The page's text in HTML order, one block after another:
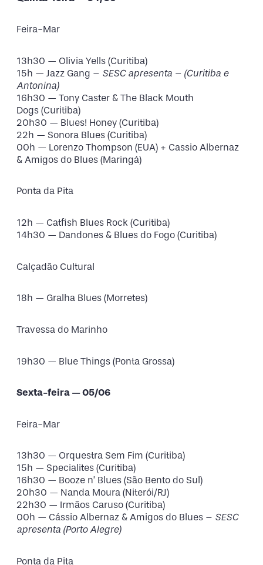
Feira-Mar
13h30 — Olivia Yells (Curitiba)
15h — Jazz Gang – SESC apresenta – (Curitiba e
Antonina)
16h30 — Tony Caster & The Black Mouth
Dogs (Curitiba)
20h30 — Blues! Honey (Curitiba)
22h — Sonora Blues (Curitiba)
00h — Lorenzo Thompson (EUA) + Cassio Albernaz
& Amigos do Blues (Maringá)
Ponta da Pita
12h — Catfish Blues Rock (Curitiba)
14h30 — Dandones & Blues do Fogo (Curitiba)
Calçadão Cultural
18h — Gralha Blues (Morretes)
Travessa do Marinho
19h30 — Blue Things (Ponta Grossa)
Sexta-feira — 05/06
Feira-Mar
13h30 — Orquestra Sem Fim (Curitiba)
15h — Specialites (Curitiba)
16h30 — Booze n’ Blues (São Bento do Sul)
20h30 — Nanda Moura (Niterói/RJ)
22h30 — Irmãos Caruso (Curitiba)
00h — Cássio Albernaz & Amigos do Blues – SESC
apresenta (Porto Alegre)
Ponta da Pita